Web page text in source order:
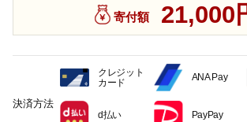
寄付額 21,000
決済方法
クレジット
カード
ANA Pay
d払い PayPay